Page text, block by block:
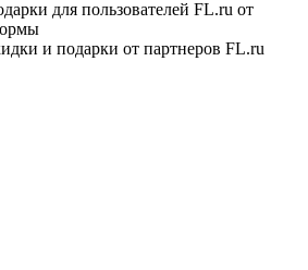
для пользователей FL.ru от
и подарки от партнеров FL.ru